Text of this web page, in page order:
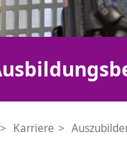
Karriere